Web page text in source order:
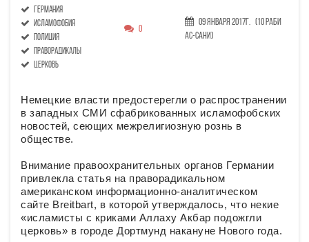
Германия
исламофобия
полиция
праворадикалы
церковь
0
09 Января 2017г. (10 Раби
ас-сани)
Немецкие власти предостерегли о распространении
в западных СМИ сфабрикованных исламофобских
новостей, сеющих межрелигиозную рознь в
обществе.
Внимание правоохранительных органов Германии
привлекла статья на праворадикальном
американском информационно-аналитическом
сайте Breitbart, в которой утверждалось, что некие
«исламисты с криками Аллаху Акбар подожгли
церковь» в городе Дортмунд накануне Нового года.